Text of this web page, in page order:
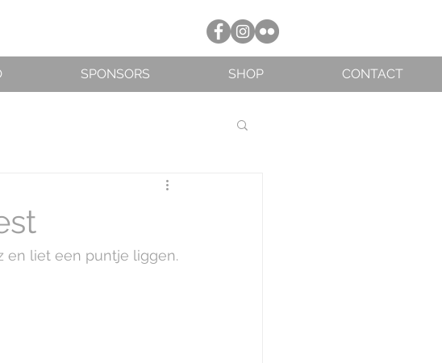
SPONSORS SHOP CONTACT
en liet een puntje liggen.